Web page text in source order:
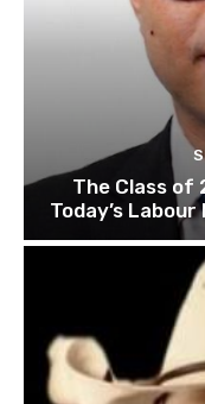
The Class of
Today’s